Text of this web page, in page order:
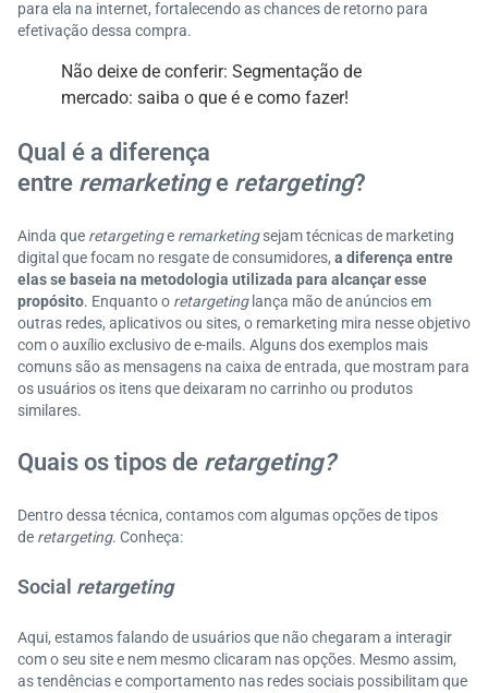
para ela na internet, fortalecendo as chances de retorno para
efetivação dessa compra.
Não deixe de conferir: Segmentação de
mercado: saiba o que é e como fazer!
Qual é a diferença
entre remarketinge retargeting?
Ainda que retargetinge remarketingsejam técnicas de marketing
digital que focam no resgate de consumidores, a diferença entre
elas se baseia na metodologia utilizada para alcançar esse
propósito. Enquanto o retargetinglança mão de anúncios em
outras redes, aplicativos ou sites, o remarketing mira nesse objetivo
com o auxílio exclusivo de e-mails. Alguns dos exemplos mais
comuns são as mensagens na caixa de entrada, que mostram para
os usuários os itens que deixaram no carrinho ou produtos
similares.
Quais os tipos de retargeting?
Dentro dessa técnica, contamos com algumas opções de tipos
de retargeting. Conheça:
Social retargeting
Aqui, estamos falando de usuários que não chegaram a interagir
com o seu site e nem mesmo clicaram nas opções. Mesmo assim,
as tendências e comportamento nas redes sociais possibilitam que